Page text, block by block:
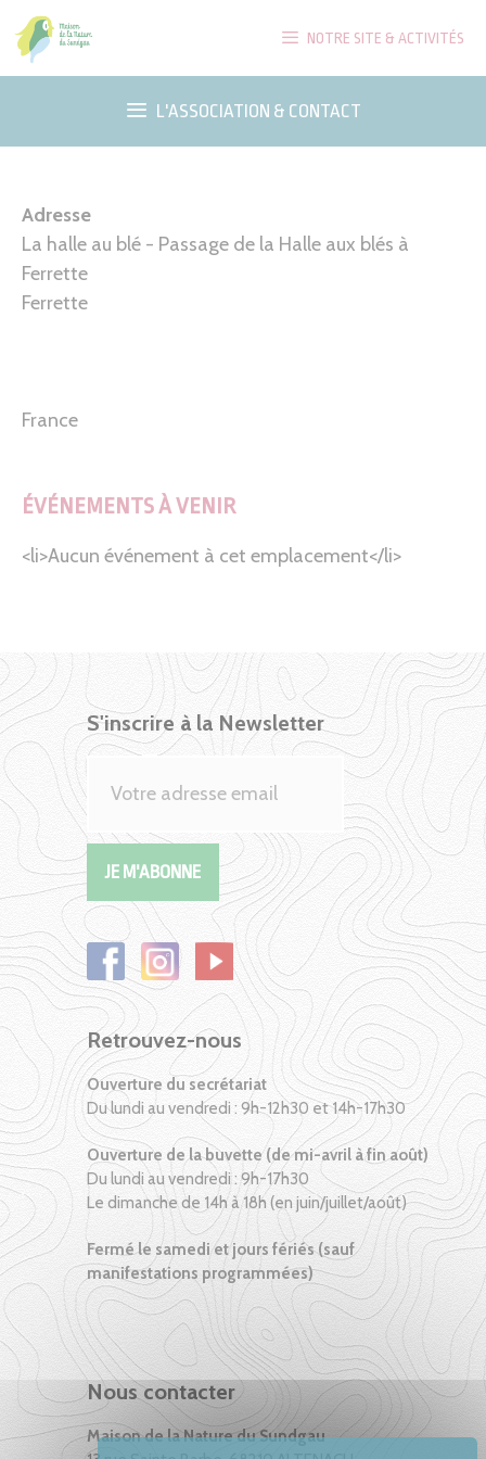
Aller
au
contenu
NOTRE SITE & ACTIVITÉS
L'ASSOCIATION & CONTACT
Adresse
La halle au blé - Passage de la Halle aux blés à
Ferrette
Ferrette
France
ÉVÉNEMENTS À VENIR
<li>Aucun événement à cet emplacement</li>
S'inscrire à la Newsletter
Retrouvez-nous
Ouverture du secrétariat
Du lundi au vendredi : 9h-12h30 et 14h-17h30
Ouverture de la buvette (de mi-avril à fin août)
Du lundi au vendredi : 9h-17h30
Le dimanche de 14h à 18h (en juin/juillet/août)
Fermé le samedi et jours fériés (sauf
manifestations programmées)
Nous contacter
Maison de la Nature du Sundgau